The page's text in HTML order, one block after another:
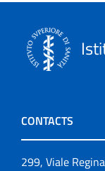
CONTACTS
299, Viale